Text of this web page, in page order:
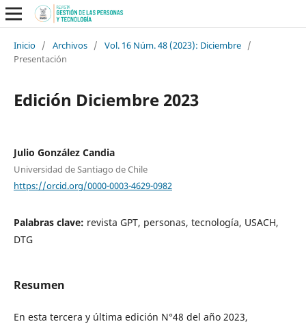
Inicio / Archivos / Vol. 16 Núm. 48 (2023): Diciembre /
Presentación
Edición Diciembre 2023
Julio González Candia
Universidad de Santiago de Chile
https://orcid.org/0000-0003-4629-0982
Palabras clave: revista GPT, personas, tecnología, USACH,
DTG
Resumen
En esta tercera y última edición N°48 del año 2023,